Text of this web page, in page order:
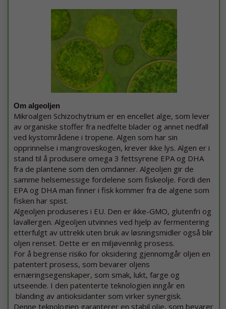
Om algeoljen
Mikroalgen Schizochytrium er en encellet alge, som lever
av organiske stoffer fra nedfelte blader og annet nedfall
ved kystområdene i tropene. Algen som har sin
opprinnelse i mangroveskogen, krever ikke lys. Algen er i
stand til å produsere omega 3 fettsyrene EPA og DHA
fra de plantene som den omdanner. Algeoljen gir de
samme helsemessige fordelene som fiskeolje. Fordi den
EPA og DHA man finner i fisk kommer fra de algene som
fisken har spist.
Algeoljen produseres i EU. Den er ikke-GMO, glutenfri og
lavallergen. Algeoljen utvinnes ved hjelp av fermentering
etterfulgt av uttrekk uten bruk av løsningsmidler også blir
oljen renset. Dette er en miljøvennlig prosess.
For å begrense risiko for oksidering gjennomgår oljen en
patentert prosess, som bevarer oljens
ernæringsegenskaper, som smak, lukt, farge og
utseende. I den patenterte teknologien inngår en
blanding av antioksidanter som virker synergisk.
Denne teknologien garanterer en stabil olje, som bevarer